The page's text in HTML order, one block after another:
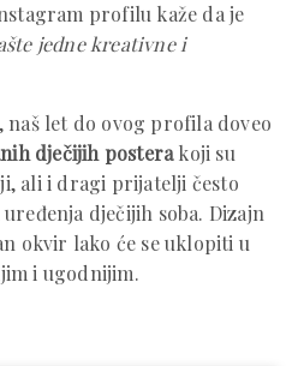
profilu kaže da je
jedne kreativne i
naš let do ovog profila doveo
dječijih posterakoji su
ali i dragi prijatelji često
dječijih soba. Dizajn
okvir lako će se uklopiti u
i ugodnijim.